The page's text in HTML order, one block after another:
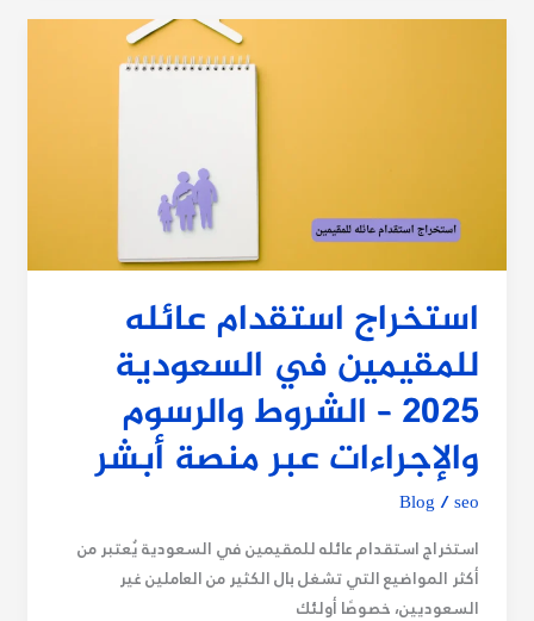
استخراج استقدام عائله
للمقيمين في السعودية
2025 – الشروط والرسوم
والإجراءات عبر منصة أبشر
Blog /seo
استخراج استقدام عائله للمقيمين في السعودية يُعتبر من
أكثر المواضيع التي تشغل بال الكثير من العاملين غير
السعوديين، خصوصًا أولئك
2025
الشروط
والرسوم
والإجراءات
عبر
منصة
أبشر